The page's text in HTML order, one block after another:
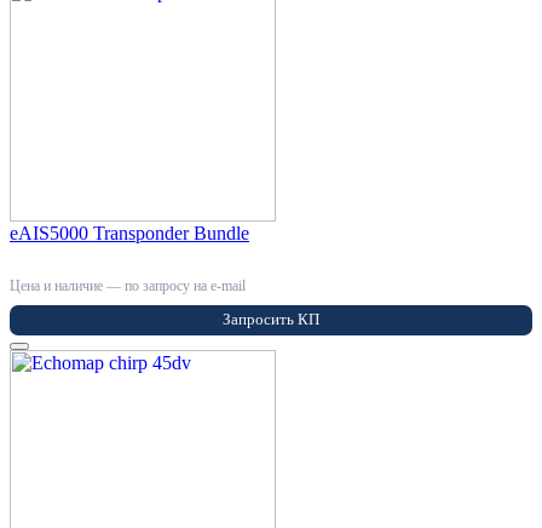
eAIS5000 Transponder Bundle
Цена и наличие — по запросу на e-mail
Запросить КП